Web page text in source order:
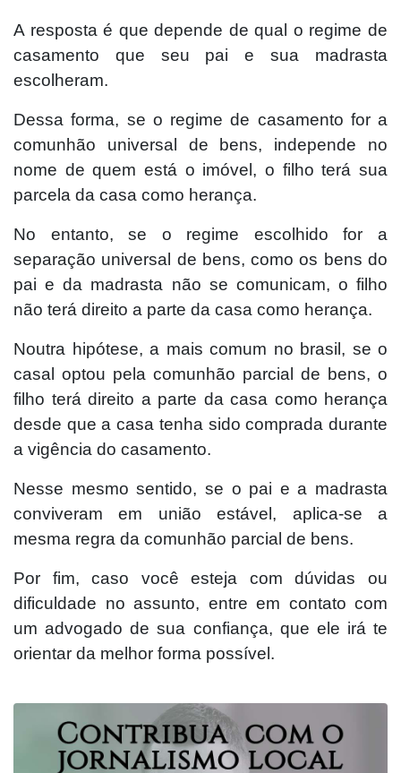
A resposta é que depende de qual o regime de
casamento que seu pai e sua madrasta
escolheram.
Dessa forma, se o regime de casamento for a
comunhão universal de bens, independe no
nome de quem está o imóvel, o filho terá sua
parcela da casa como herança.
No entanto, se o regime escolhido for a
separação universal de bens, como os bens do
pai e da madrasta não se comunicam, o filho
não terá direito a parte da casa como herança.
Noutra hipótese, a mais comum no brasil, se o
casal optou pela comunhão parcial de bens, o
filho terá direito a parte da casa como herança
desde que a casa tenha sido comprada durante
a vigência do casamento.
Nesse mesmo sentido, se o pai e a madrasta
conviveram em união estável, aplica-se a
mesma regra da comunhão parcial de bens.
Por fim, caso você esteja com dúvidas ou
dificuldade no assunto, entre em contato com
um advogado de sua confiança, que ele irá te
orientar da melhor forma possível.